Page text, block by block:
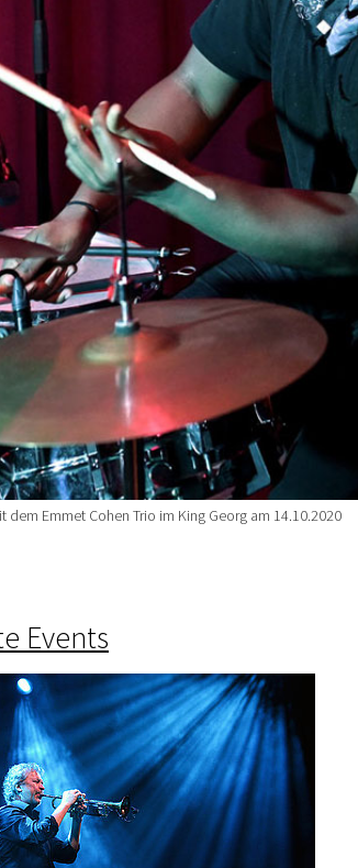
dem Emmet Cohen Trio im King Georg am 14.10.2020
Events